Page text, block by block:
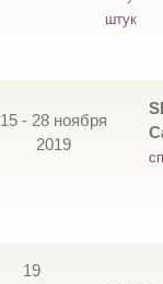
штук
15 - 28 ноября
2019
19